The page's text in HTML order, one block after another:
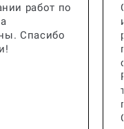
работ по
Спасибо